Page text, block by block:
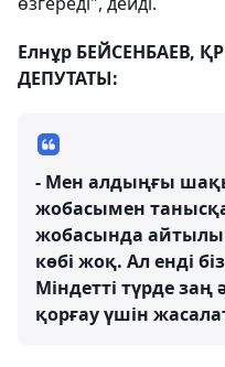
Елнұр БЕЙСЕНБАЕВ,
ДЕПУТАТЫ:
- Мен алдыңғы
жобасымен
жобасында
көбі жоқ. Ал енді
Міндетті түрде
қорғау үшін